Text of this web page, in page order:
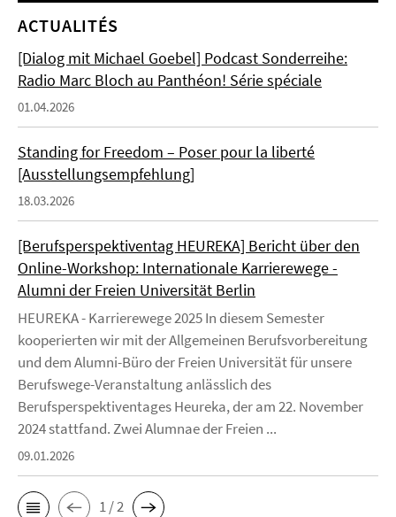
ACTUALITÉS
[Dialog mit Michael Goebel] Podcast Sonderreihe:
Radio Marc Bloch au Panthéon! Série spéciale
01.04.2026
Standing for Freedom – Poser pour la liberté
[Ausstellungsempfehlung]
18.03.2026
[Berufsperspektiventag HEUREKA] Bericht über den
Online-Workshop: Internationale Karrierewege -
Alumni der Freien Universität Berlin
HEUREKA - Karrierewege 2025 In diesem Semester
kooperierten wir mit der Allgemeinen Berufsvorbereitung
und dem Alumni-Büro der Freien Universität für unsere
Berufswege-Veranstaltung anlässlich des
Berufsperspektiventages Heureka, der am 22. November
2024 stattfand. Zwei Alumnae der Freien ...
09.01.2026
1 / 2